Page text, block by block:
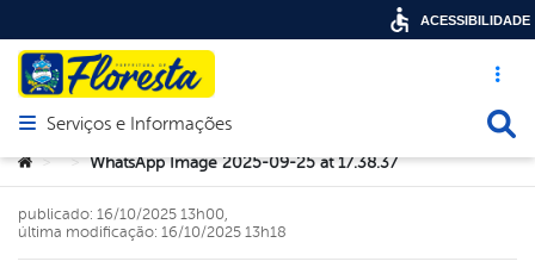
Acesso
Abrir menu principal de navegação
Serviços e Informações
Você está aqui:
> > WhatsApp Image 2025-09-25 at 17.38.37
publicado: 16/10/2025 13h00,
última modificação: 16/10/2025 13h18
ACESSIBILIDADE